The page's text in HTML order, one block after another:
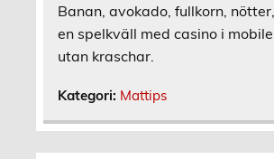
Banan, avokado, fullkorn,
en spelkväll med casino i
utan kraschar.
Kategori: Mattips